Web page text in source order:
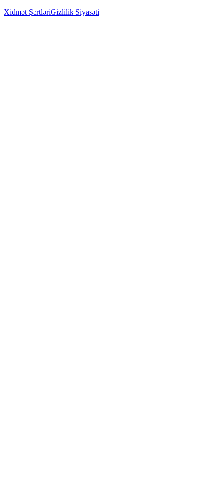
Xidmət ŞərtləriGizlilik Siyasəti